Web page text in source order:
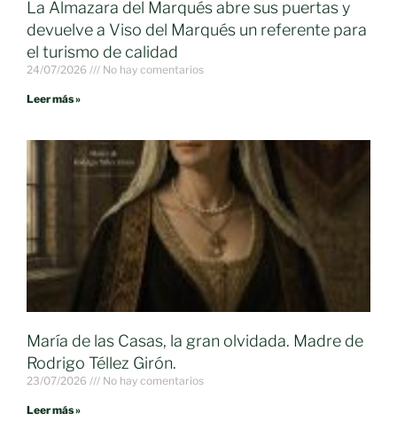
La Almazara del Marqués abre sus puertas y
devuelve a Viso del Marqués un referente para
el turismo de calidad
24/07/2026 No hay comentarios
Leer más »
María de las Casas, la gran olvidada. Madre de
Rodrigo Téllez Girón.
23/07/2026 No hay comentarios
Leer más »